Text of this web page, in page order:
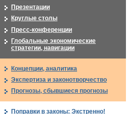
Презентации
Круглые столы
Пресс-конференции
Глобальные экономические
стратегии, навигации
Концепции, аналитика
Экспертиза и законотворчество
Прогнозы, сбывшиеся прогнозы
Поправки в законы: Экстренно!